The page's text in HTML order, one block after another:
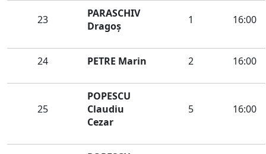
23
PARASCHIV
Dragoș
1 16:00
24 PETRE Marin 2 16:00
25
POPESCU
Claudiu
Cezar
5 16:00